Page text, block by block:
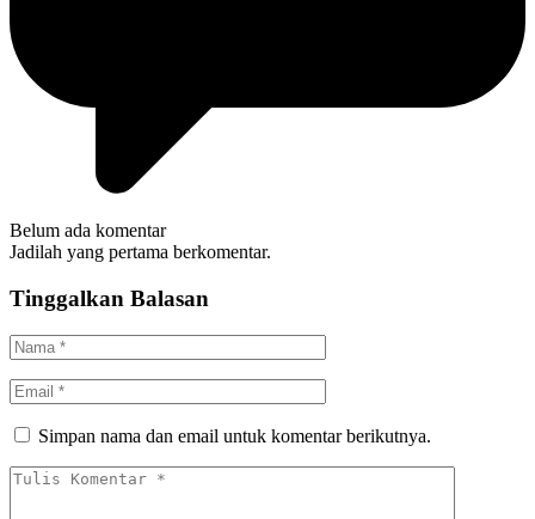
Belum ada komentar
Jadilah yang pertama berkomentar.
Tinggalkan Balasan
Simpan nama dan email untuk komentar berikutnya.